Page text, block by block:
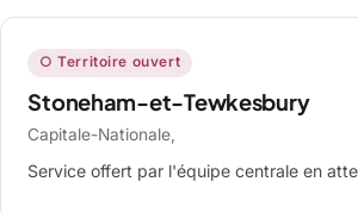
○ Territoire ouvert
Stoneham-et-Tewkesbury
Capitale-Nationale,
Service offert par l'équipe centrale en